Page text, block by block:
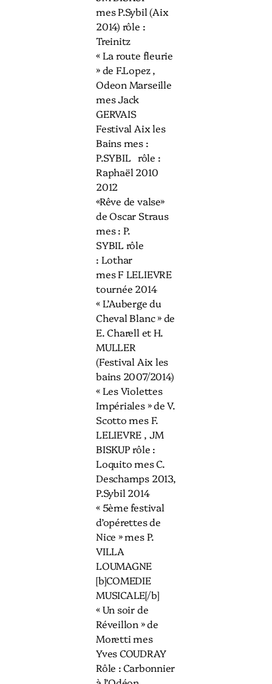
mes P.Sybil (Aix
2014) rôle :
Treinitz
« La route fleurie
» de F.Lopez ,
Odeon Marseille
mes Jack
GERVAIS
Festival Aix les
Bains mes :
P.SYBIL rôle :
Raphaël 2010
2012
«Rêve de valse»
de Oscar Straus
mes : P.
SYBIL rôle
: Lothar
mes F LELIEVRE
tournée 2014
« L’Auberge du
Cheval Blanc » de
E. Charell et H.
MULLER
(Festival Aix les
bains 2007/2014)
« Les Violettes
Impériales » de V.
Scotto mes F.
LELIEVRE , JM
BISKUP rôle :
Loquito mes C.
Deschamps 2013,
P.Sybil 2014
« 5ème festival
d’opérettes de
Nice » mes P.
VILLA
LOUMAGNE
[b]COMEDIE
MUSICALE[/b]
« Un soir de
Réveillon » de
Moretti mes
Yves COUDRAY
Rôle : Carbonnier